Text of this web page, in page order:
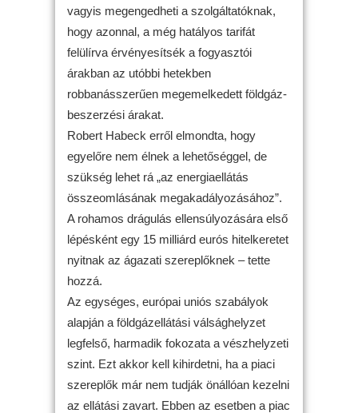
vagyis megengedheti a szolgáltatóknak,
hogy azonnal, a még hatályos tarifát
felülírva érvényesítsék a fogyasztói
árakban az utóbbi hetekben
robbanásszerűen megemelkedett földgáz-
beszerzési árakat.
Robert Habeck erről elmondta, hogy
egyelőre nem élnek a lehetőséggel, de
szükség lehet rá „az energiaellátás
összeomlásának megakadályozásához”.
A rohamos drágulás ellensúlyozására első
lépésként egy 15 milliárd eurós hitelkeretet
nyitnak az ágazati szereplőknek – tette
hozzá.
Az egységes, európai uniós szabályok
alapján a földgázellátási válsághelyzet
legfelső, harmadik fokozata a vészhelyzeti
szint. Ezt akkor kell kihirdetni, ha a piaci
szereplők már nem tudják önállóan kezelni
az ellátási zavart. Ebben az esetben a piac